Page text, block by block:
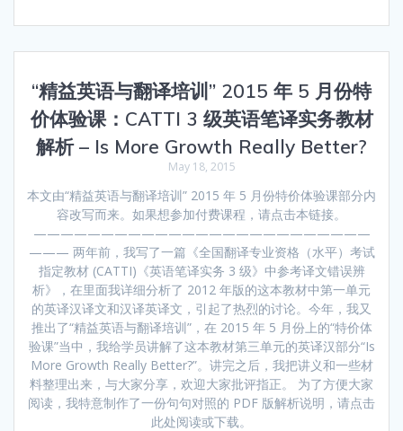
“精益英语与翻译培训” 2015 年 5 月份特
价体验课：CATTI 3 级英语笔译实务教材
解析 – Is More Growth Really Better?
May 18, 2015
本文由“精益英语与翻译培训” 2015 年 5 月份特价体验课部分内
容改写而来。如果想参加付费课程，请点击本链接。
—————————————————————————
——— 两年前，我写了一篇《全国翻译专业资格（水平）考试
指定教材 (CATTI)《英语笔译实务 3 级》中参考译文错误辨
析》，在里面我详细分析了 2012 年版的这本教材中第一单元
的英译汉译文和汉译英译文，引起了热烈的讨论。今年，我又
推出了“精益英语与翻译培训”，在 2015 年 5 月份上的“特价体
验课”当中，我给学员讲解了这本教材第三单元的英译汉部分“Is
More Growth Really Better?”。讲完之后，我把讲义和一些材
料整理出来，与大家分享，欢迎大家批评指正。 为了方便大家
阅读，我特意制作了一份句句对照的 PDF 版解析说明，请点击
此处阅读或下载。